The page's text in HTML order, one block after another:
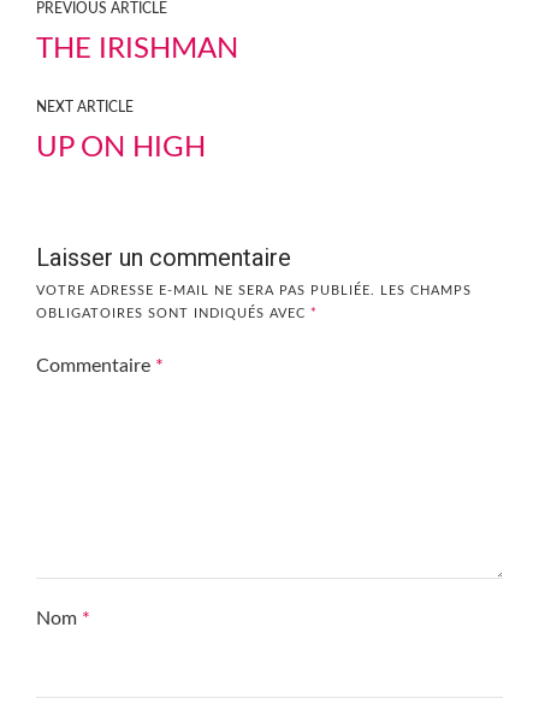
PREVIOUS ARTICLE
THE IRISHMAN
NEXT ARTICLE
UP ON HIGH
Laisser un commentaire
VOTRE ADRESSE E-MAIL NE SERA PAS PUBLIÉE.
LES CHAMPS
OBLIGATOIRES SONT INDIQUÉS AVEC *
Commentaire *
Nom *